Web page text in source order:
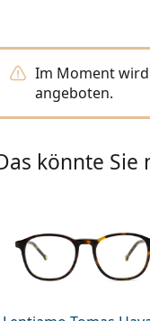
Im Moment
angeboten.
könnte Sie